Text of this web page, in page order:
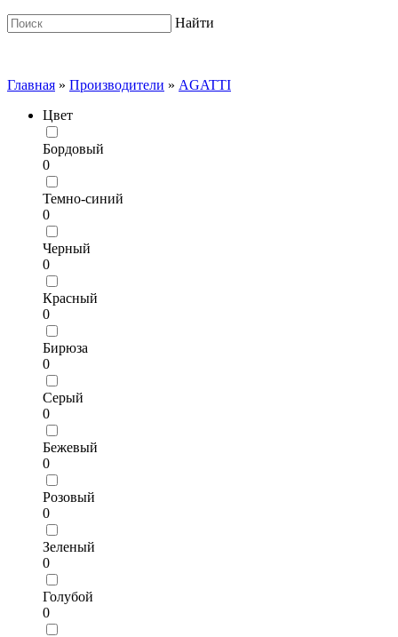
Найти
Главная » Производители » AGATTI
Цвет
Бордовый
0
Темно-синий
0
Черный
0
Красный
0
Бирюза
0
Серый
0
Бежевый
0
Розовый
0
Зеленый
0
Голубой
0